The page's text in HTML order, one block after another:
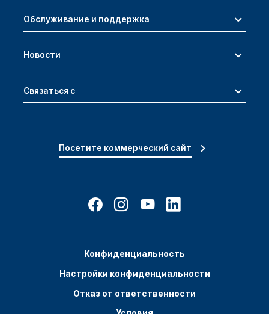
Обслуживание и поддержка
Новости
Связаться с
Посетите коммерческий сайт
Конфиденциальность
Настройки конфиденциальности
Отказ от ответственности